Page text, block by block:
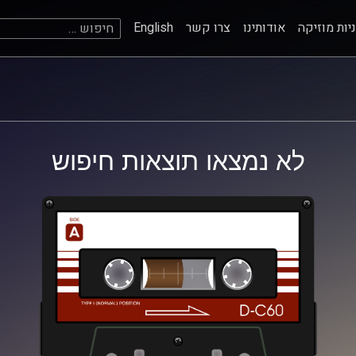
מוזיקה אודותינו צרו קשר English חיפוש:
לא נמצאו תוצאות חיפוש